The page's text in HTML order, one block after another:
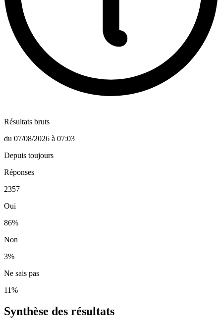
Résultats bruts
du 07/08/2026 à 07:03
Depuis toujours
Réponses
2357
Oui
86%
Non
3%
Ne sais pas
11%
Synthèse des résultats